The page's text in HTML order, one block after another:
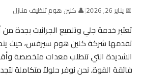
📅 يناير 26, 2026 |👤 كلين هوم تنظيف منازل
تعتبر خدمة جلي وتلميع الجرانيت بجدة من
تقدمها شركة كلين هوم سيرفس، حيث يتميز
الشديدة التي تتطلب معدات متخصصة
فائقة القوة. نحن نوفر حلولاً متكاملة لتجديد